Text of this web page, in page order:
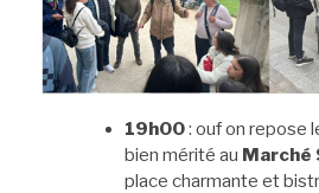
19h00: ouf on repose
bien mérité au Marché
place charmante et